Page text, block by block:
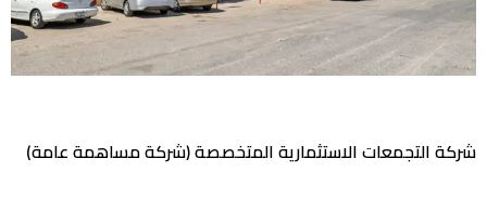
شركة التجمعات الاستثمارية المتخصصة (شركة مساهمة عامة)